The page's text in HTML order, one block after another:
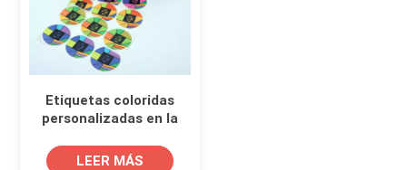
Etiquetas coloridas
personalizadas en la
de alimentos
LEER MÁS